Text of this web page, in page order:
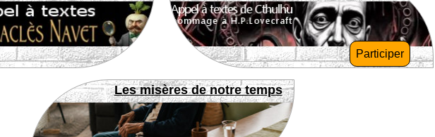
Participer
Les misères de notre temps